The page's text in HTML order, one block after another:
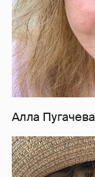
Алла Пугачева